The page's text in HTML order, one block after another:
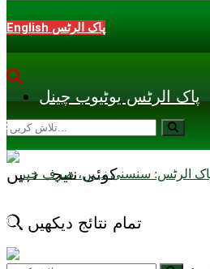
English پاک الرٹس
پاک الرٹس یوٹیوب چینل
کوئی نتیجہ نہیں
تمام نتائج دیکھیں